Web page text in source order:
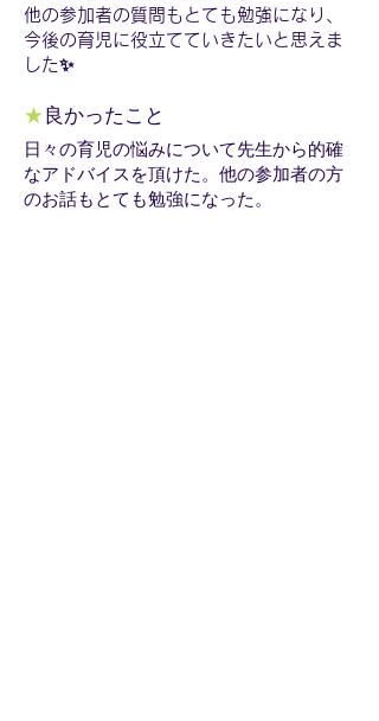
他の参加者の質問もとても勉強になり、
今後の育児に役立てていきたいと思えま
した✨
★良かったこと
日々の育児の悩みについて先生から的確
なアドバイスを頂けた。他の参加者の方
のお話もとても勉強になった。